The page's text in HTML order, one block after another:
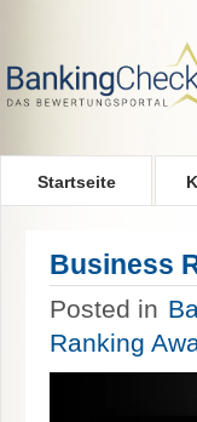
Startseite
Business
Posted in
Ranking